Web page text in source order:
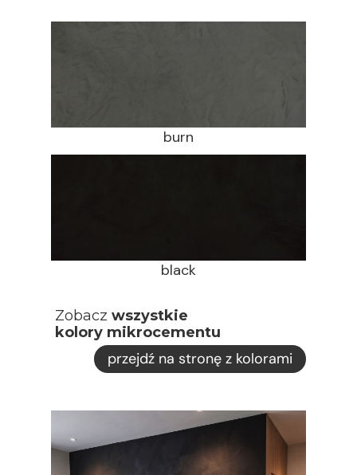
burn
black
Zobacz wszystkie
kolory mikrocementu
przejdź na stronę z kolorami